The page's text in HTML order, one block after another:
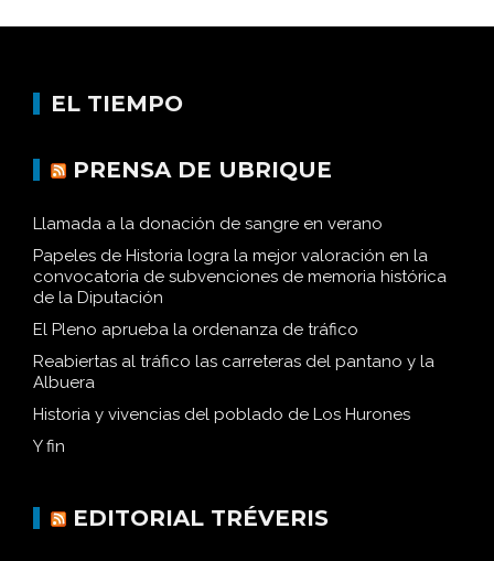
EL TIEMPO
PRENSA DE UBRIQUE
Llamada a la donación de sangre en verano
Papeles de Historia logra la mejor valoración en la
convocatoria de subvenciones de memoria histórica
de la Diputación
El Pleno aprueba la ordenanza de tráfico
Reabiertas al tráfico las carreteras del pantano y la
Albuera
Historia y vivencias del poblado de Los Hurones
Y fin
EDITORIAL TRÉVERIS